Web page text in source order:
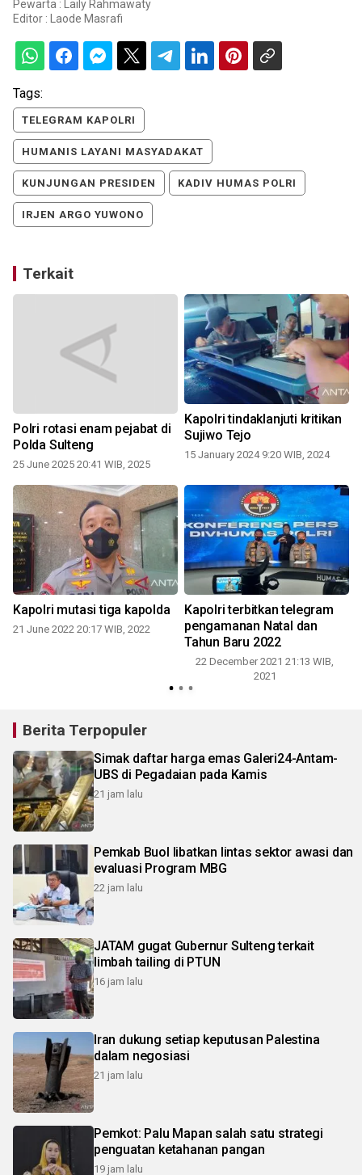
Pewarta : Laily Rahmawaty
Editor :
Laode Masrafi
Tags:
TELEGRAM KAPOLRI
HUMANIS LAYANI MASYADAKAT
KUNJUNGAN PRESIDEN KADIV HUMAS POLRI
IRJEN ARGO YUWONO
Terkait
Polri rotasi enam pejabat di
Polda Sulteng
25 June 2025 20:41 WIB, 2025
Kapolri tindaklanjuti kritikan
Sujiwo Tejo
15 January 2024 9:20 WIB, 2024
Kapolri mutasi tiga kapolda
21 June 2022 20:17 WIB, 2022
Kapolri terbitkan telegram
pengamanan Natal dan
Tahun Baru 2022
22 December 2021 21:13 WIB,
2021
Berita Terpopuler
Simak daftar harga emas Galeri24-Antam-
UBS di Pegadaian pada Kamis
21 jam lalu
Pemkab Buol libatkan lintas sektor awasi dan
evaluasi Program MBG
22 jam lalu
JATAM gugat Gubernur Sulteng terkait
limbah tailing di PTUN
16 jam lalu
Iran dukung setiap keputusan Palestina
dalam negosiasi
21 jam lalu
Pemkot: Palu Mapan salah satu strategi
penguatan ketahanan pangan
19 jam lalu